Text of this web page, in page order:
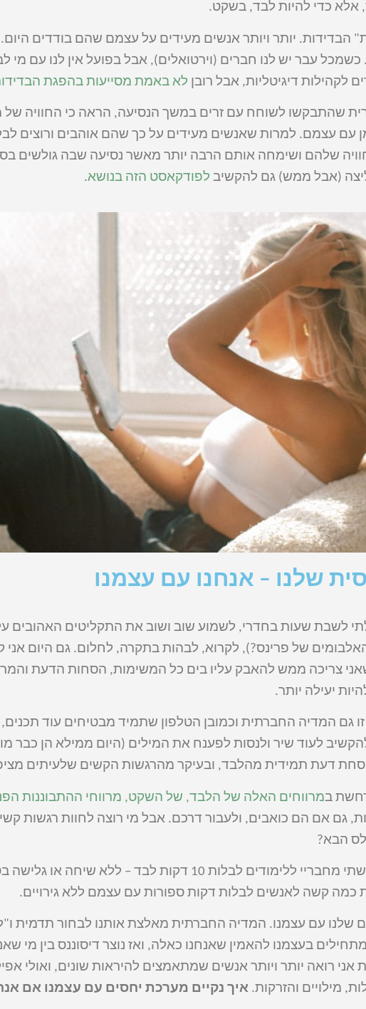
אלא כדי להיות לבד, בשקט.
הבדידות. יותר ויותר אנשים מעידים על עצמם שהם בודדים
עבר יש לנו חברים (וירטואלים), אבל בפועל אין לנו עם מי
לקהילות דיגיטליות, אבל רובן לא באמת מסייעות בהפגת
שהתבקשו לשוחח עם זרים במשך הנסיעה, הראה כי החוויה
עם עצמם. למרות שאנשים מעידים על כך שהם אוהבים ורוצים
שלהם ושימחה אותם הרבה יותר מאשר נסיעה שבה גולשים
(אבל ממש) גם להקשיב לפודקאסט הזה בנושא.
שלנו – אנחנו עם עצמנו
לשבת שעות בחדרי, לשמוע שוב ושוב את התקליטים האהובים
של פרינס?), לקרוא, לבהות בתקרה, לחלום. גם היום אני
צריכה ממש להאבק עליו בים כל המשימות, הסחות הדעת
יעילה יותר.
גם המדיה החברתית וכמובן הטלפון שתמיד מבטיחים עוד
לעוד שיר ולנסות לפענח את המילים (היום ממילא הן כבר
דעת תמידית מהלבד, ובעיקר מהרגשות הקשים שלעיתים
במרווחים האלה של הלבד, של השקט, מרווחי ההתבוננות
גם אם הם כואבים, ולעבור דרכם. אבל מי רוצה לחוות רגשות
הבא?
במסגרת שיעור שהעברתי לא מזמן, ביקשתי מחבריי ללימודים לבלות 10
כמה קשה לאנשים לבלות דקות ספורות עם עצמם ללא גירויים.
שלנו עם עצמנו. המדיה החברתית מאלצת אותנו לבחור תדמית
בעצמנו להאמין שאנחנו כאלה, ואז נוצר דיסוננס בין מי
אני רואה יותר ויותר אנשים שמתאמצים להיראות שונים, ואולי
מילויים והזרקות. איך נקיים מערכת יחסים עם עצמנו אם